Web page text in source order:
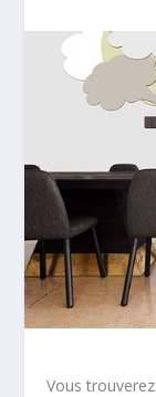
Vous